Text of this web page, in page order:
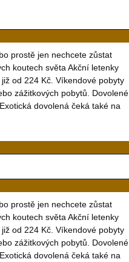
prostě jen nechcete zůstat
koutech světa Akční letenky
od 224 Kč. Víkendové pobyty
zážitkových pobytů. Dovolené
dovolená čeká také na
prostě jen nechcete zůstat
koutech světa Akční letenky
od 224 Kč. Víkendové pobyty
zážitkových pobytů. Dovolené
dovolená čeká také na